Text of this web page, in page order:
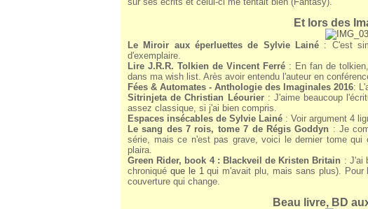
Et lors des
Le Miroir aux éperluettes de Sylvie Lainé: C'est
d'exemplaire.
Lire J.R.R. Tolkien de Vincent Ferré: En fan de
dans ma wish list. Arès avoir entendu l'auteur en
Fées & Automates - Anthologie des Imaginales 2016:
Sitrinjeta de Christian Léourier: J'aime beaucoup
assez classique, si j'ai bien compris.
Espaces insécables de Sylvie Lainé : Voir argument 4
Le sang des 7 rois, tome 7 de Régis Goddyn : Je
série, mais ce n'est pas grave, voici le dernier tome
plaira.
Green Rider, book 4 : Blackveil de Kristen Britain : J'ai
chroniqué que le 1qui m'avait plu, mais sans plus). Pour
couverture qui change.
Beau livre, BD